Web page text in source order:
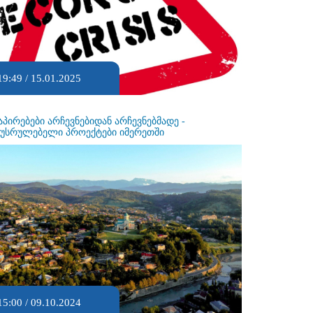
/ 15.01.2025
არჩევნებიდან არჩევნებმადე -
პროექტები იმერეთში
/ 09.10.2024